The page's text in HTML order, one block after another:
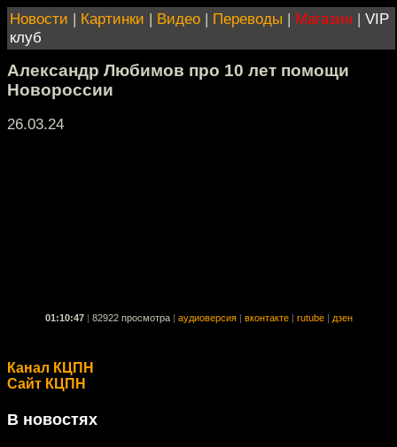
Новости | Картинки | Видео | Переводы | Магазин | VIP
клуб
Александр Любимов про 10 лет помощи
Новороссии
26.03.24
01:10:47 82922 просмотра аудиоверсия вконтакте rutube дзен
Канал КЦПН
Сайт КЦПН
В новостях